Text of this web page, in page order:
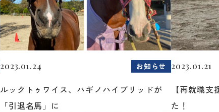
2023.01.24 お知らせ
ルックトゥワイス、ハギノハイブリッドが
「引退名馬」に
2023.01.21
【再就職
た！